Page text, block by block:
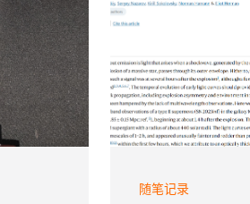
随笔记录